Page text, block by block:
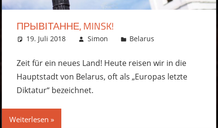
ПРЫВІТАННЕ, MINSK!
19. Juli 2018 Simon
Belarus
hinterlassen
Zeit für ein neues Land! Heute reisen wir in die
Hauptstadt von Belarus, oft als „Europas letzte
Diktatur“ bezeichnet.
Weiterlesen